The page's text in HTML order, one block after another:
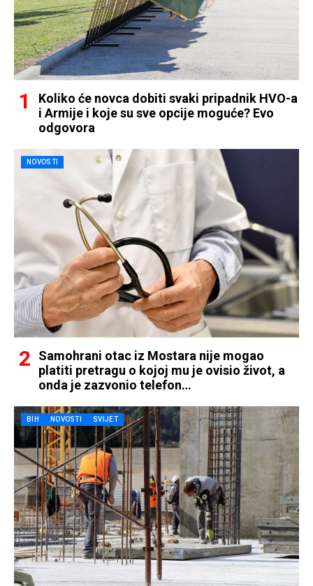
Koliko će novca dobiti svaki pripadnik HVO-a
i Armije i koje su sve opcije moguće? Evo
odgovora
NOVOSTI
Samohrani otac iz Mostara nije mogao
platiti pretragu o kojoj mu je ovisio život, a
onda je zazvonio telefon…
BIH NOVOSTI SVIJET